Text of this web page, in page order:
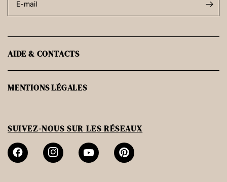
E-mail
AIDE & CONTACTS
MENTIONS LÉGALES
SUIVEZ-NOUS SUR LES RÉSEAUX